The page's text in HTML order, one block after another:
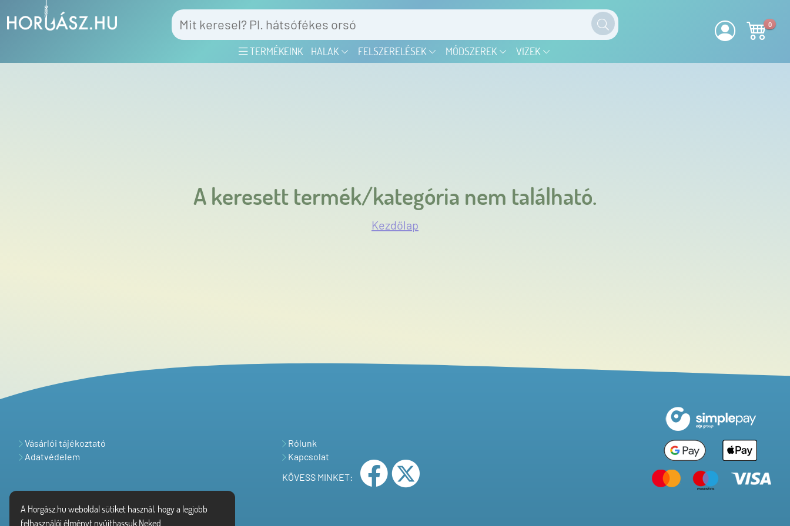
A Horgász.hu weboldal sütiket használ, hogy a legjobb
felhasználói élményt nyújthassuk Neked.
TERMÉKEINK HALAK FELSZERELÉSEK MÓDSZEREK VIZEK
0
A keresett termék/kategória nem található.
Kezdőlap
Vásárlói tájékoztató
Adatvédelem
Rólunk
Kapcsolat
KÖVESS MINKET: